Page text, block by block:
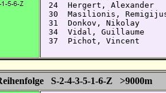
24  Hergert, Alexander
30  Masilionis,
31  Donkov, Nikolay
34  Vidal, Guillaume
37  Pichot, Vincent
S-2-4-3-5-1-6-Z >9000m